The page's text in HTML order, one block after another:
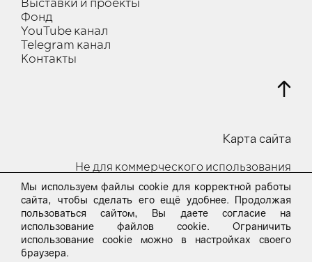
Выставки и проекты
Фонд
YouTube канал
Telegram канал
Контакты
Карта сайта
Не для коммерческого использования
© 2023-24 Все права защищены
Пользовательское соглашение
Вопросы и предложения по сайту Вы можете
Мы используем файлы cookie для корректной работы
сайта, чтобы сделать его ещё удобнее. Продолжая
пользоваться сайтом, Вы даете согласие на
использование файлов cookie. Ограничить
использование cookie можно в настройках своего
браузера.